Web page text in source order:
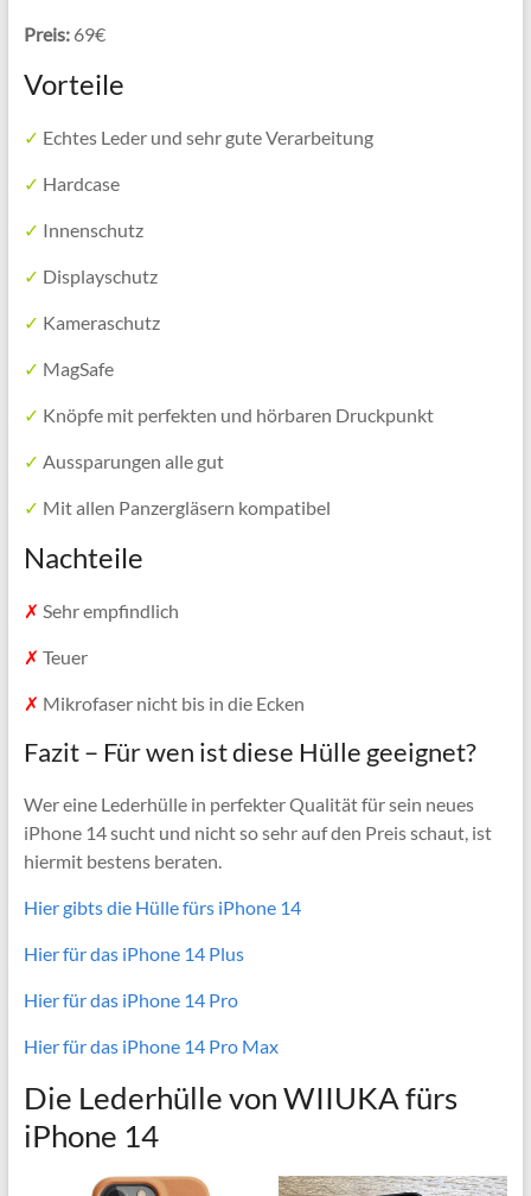
Preis:69€
Vorteile
✓ Echtes Leder und sehr gute Verarbeitung
✓ Hardcase
✓ Innenschutz
✓ Displayschutz
✓ Kameraschutz
✓ MagSafe
✓ Knöpfe mit perfekten und hörbaren Druckpunkt
✓ Aussparungen alle gut
✓ Mit allen Panzergläsern kompatibel
Nachteile
✗ Sehr empfindlich
✗ Teuer
✗ Mikrofaser nicht bis in die Ecken
Fazit – Für wen ist diese Hülle geeignet?
Wer eine Lederhülle in perfekter Qualität für sein neues
iPhone 14 sucht und nicht so sehr auf den Preis schaut, ist
hiermit bestens beraten.
Hier gibts die Hülle fürs iPhone 14
Hier für das iPhone 14 Plus
Hier für das iPhone 14 Pro
Hier für das iPhone 14 Pro Max
Die Lederhülle von WIIUKA fürs
iPhone 14